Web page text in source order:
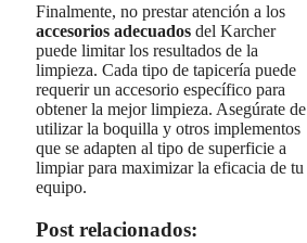
Finalmente, no prestar atención a los
accesorios adecuados del Karcher
puede limitar los resultados de la
limpieza. Cada tipo de tapicería puede
requerir un accesorio específico para
obtener la mejor limpieza. Asegúrate de
utilizar la boquilla y otros implementos
que se adapten al tipo de superficie a
limpiar para maximizar la eficacia de tu
equipo.
Post relacionados: